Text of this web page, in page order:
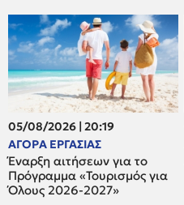
05/08/2026 | 20:19
ΑΓΟΡΑ ΕΡΓΑΣΙΑΣ
Έναρξη αιτήσεων για το
Πρόγραμμα «Τουρισμός για
Όλους 2026-2027»